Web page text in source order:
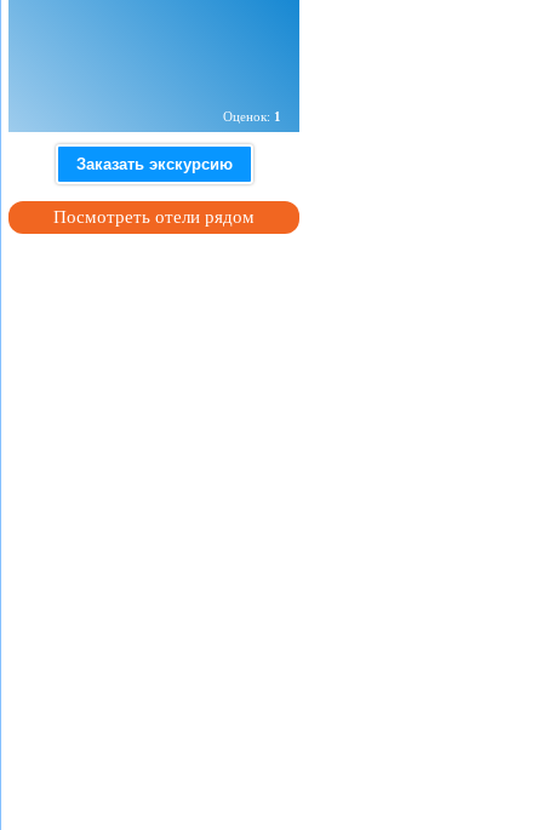
Оценок: 1
Заказать экскурсию
Посмотреть отели рядом